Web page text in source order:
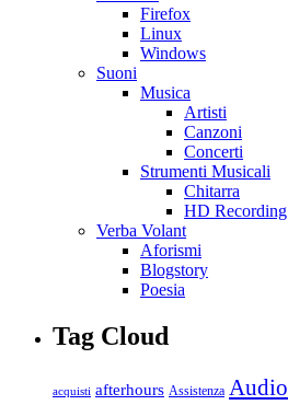
Firefox
Linux
Windows
Suoni
Musica
Artisti
Canzoni
Concerti
Strumenti Musicali
Chitarra
HD Recording
Verba Volant
Aforismi
Blogstory
Poesia
Tag Cloud
acquisti afterhours Assistenza Audio